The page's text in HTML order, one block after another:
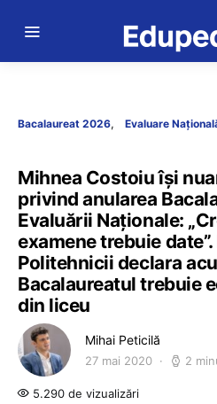
Bacalaureat 2026 Evaluare
Mihnea Costoiu îşi
privind anularea
Evaluării Naţionale:
examene trebuie
Politehnicii declara
Bacalaureatul trebuie
din liceu
Mihai Peticilă
27 mai 2020 2
5.290 de vizualizări